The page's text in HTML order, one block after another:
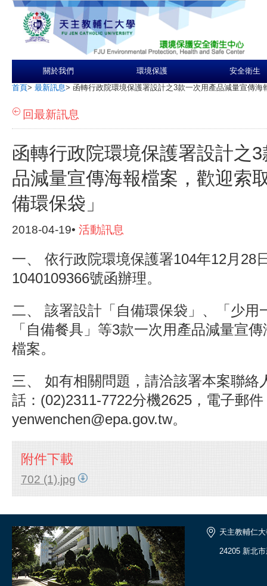
關於我們 環境保護 安全衛生
首頁> 最新訊息> 函轉行政院環境保護署設計之3款一次用產品減量宣傳
回最新訊息
函轉行政院環境保護署設計之
品減量宣傳海報檔案，歡迎索
備環保袋」
2018-04-19• 活動訊息
一、 依行政院環境保護署104年12月28
1040109366號函辦理。
二、 該署設計「自備環保袋」、「少用
「自備餐具」等3款一次用產品減量宣
檔案。
三、 如有相關問題，請洽該署本案聯絡
話：(02)2311-7722分機2625，電子郵件
yenwenchen@epa.gov.tw。
附件下載
702 (1).jpg
天主教輔仁
24205 新北